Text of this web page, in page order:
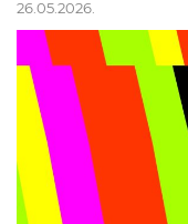
26.05.2026.